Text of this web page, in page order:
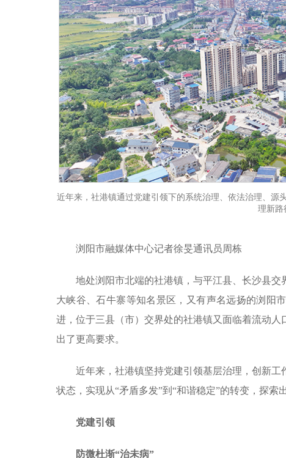
近年来，社港镇通过党建引领下的系统治理、依法治理、
理新路
浏阳市融媒体中心记者徐旻通讯员周栋
地处浏阳市北端的社港镇，与平江县、长沙县交
大峡谷、石牛寨等知名景区，又有声名远扬的浏阳
进，位于三县（市）交界处的社港镇又面临着流动
出了更高要求。
近年来，社港镇坚持党建引领基层治理，创新
状态，实现从“矛盾多发”到“和谐稳定”的转变，探索
党建引领
防微杜渐“治未病”